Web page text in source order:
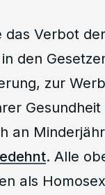
Verbot
den
zur
an
. Alle
als